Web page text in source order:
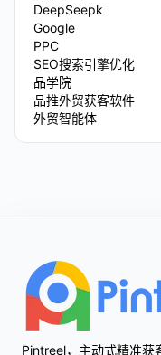
DeepSeepk
Google
PPC
SEO搜索引擎优化
品学院
品推外贸获客软件
外贸智能体
Pintreel，主动式精准获